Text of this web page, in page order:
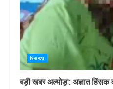
News
बड़ी खबर अल्मोड़ा: अज्ञात